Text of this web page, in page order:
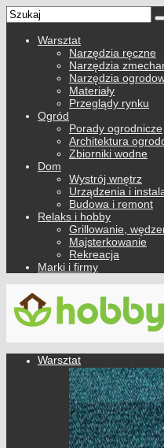
Warsztat
Narzędzia ręczne
Narzędzia
Narzędzia
Materiały
Przeglądy rynku
Ogród
Porady ogrodnicze
Architektura
Zbiorniki wodne
Dom
Wystrój wnętrz
Urządzenia i
Budowa i remont
Relaks i hobby
Grillowanie,
Majsterkowanie
Rekreacja
Marki i firmy
Warsztat